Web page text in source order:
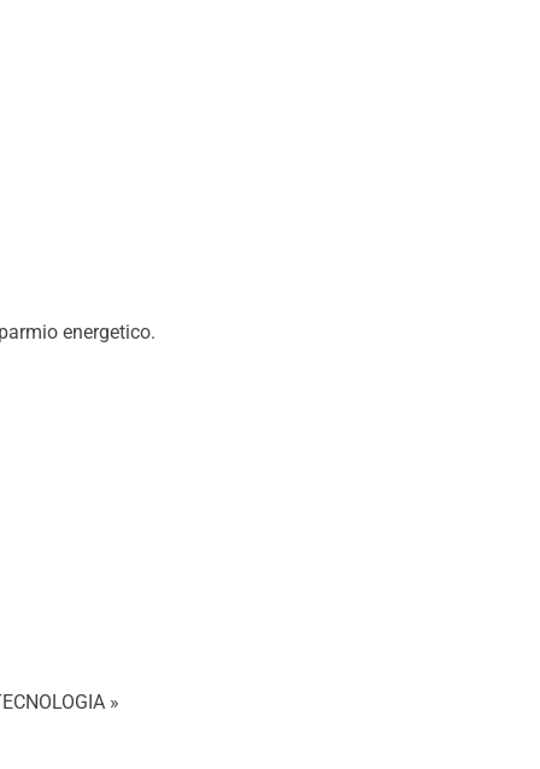
energetico.
»